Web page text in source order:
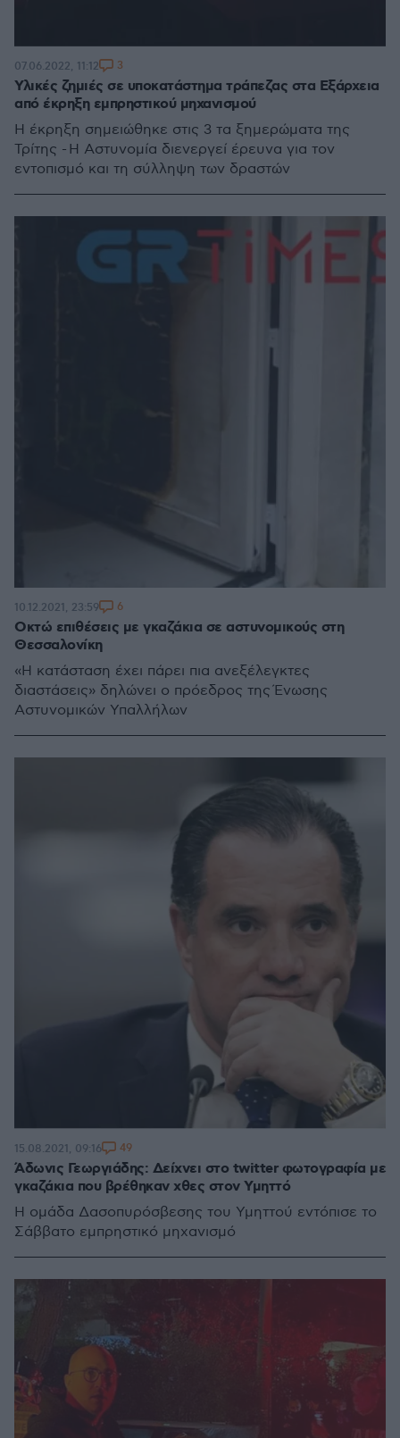
Υλικές ζημιές σε υποκατάστημα τράπεζας στα Εξάρχεια
από έκρηξη εμπρηστικού μηχανισμού
Η έκρηξη σημειώθηκε στις 3 τα ξημερώματα της
Τρίτης - Η Αστυνομία διενεργεί έρευνα για τον
εντοπισμό και τη σύλληψη των δραστών
07.06.2022, 11:12 3
Οκτώ επιθέσεις με γκαζάκια σε αστυνομικούς στη
Θεσσαλονίκη
«Η κατάσταση έχει πάρει πια ανεξέλεγκτες
διαστάσεις» δηλώνει ο πρόεδρος της Ένωσης
Αστυνομικών Υπαλλήλων
10.12.2021, 23:59 6
Άδωνις Γεωργιάδης: Δείχνει στο twitter φωτογραφία με
γκαζάκια που βρέθηκαν χθες στον Υμηττό
Η ομάδα Δασοπυρόσβεσης του Υμηττού εντόπισε το
Σάββατο εμπρηστικό μηχανισμό
15.08.2021, 09:16 49